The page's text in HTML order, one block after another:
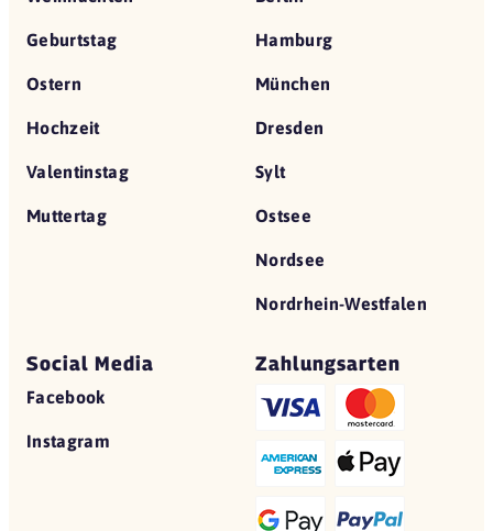
Geburtstag
Ostern
Hochzeit
Valentinstag
Muttertag
Hamburg
München
Dresden
Sylt
Ostsee
Nordsee
Nordrhein-Westfalen
Social Media
Facebook
Instagram
Zahlungsarten